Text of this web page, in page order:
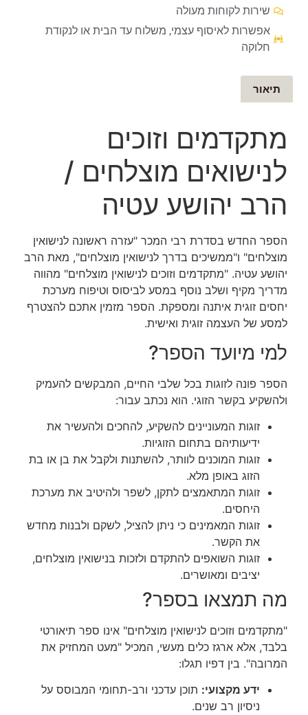
שירות לקוחות מעולה
אפשרות לאיסוף עצמי, משלוח עד הבית או לנקודת
חלוקה
תיאור
מתקדמים וזוכים
לנישואים מוצלחים /
הרב יהושע עטיה
הספר החדש בסדרת רבי המכר "עזרה ראשונה לנישואין
מוצלחים" ו"ממשיכים בדרך לנישואין מוצלחים", מאת הרב
יהושע עטיה. "מתקדמים וזוכים לנישואין מוצלחים" מהווה
מדריך מקיף ושלב נוסף במסע לביסוס וטיפוח מערכת
יחסים זוגית איתנה ומספקת. הספר מזמין אתכם להצטרף
למסע של העצמה זוגית ואישית.
למי מיועד הספר?
הספר פונה לזוגות בכל שלבי החיים, המבקשים להעמיק
ולהשקיע בקשר הזוגי. הוא נכתב עבור:
זוגות המעוניינים להשקיע, להחכים ולהעשיר את
ידיעותיהם בתחום הזוגיות.
זוגות המוכנים לוותר, להשתנות ולקבל את בן או בת
הזוג באופן מלא.
זוגות המתאמצים לתקן, לשפר ולהיטיב את מערכת
היחסים.
זוגות המאמינים כי ניתן להציל, לשקם ולבנות מחדש
את הקשר.
זוגות השואפים להתקדם ולזכות בנישואין מוצלחים,
יציבים ומאושרים.
מה תמצאו בספר?
"מתקדמים וזוכים לנישואין מוצלחים" אינו ספר תיאורטי
בלבד, אלא ארגז כלים מעשי, המכיל "מעט המחזיק את
המרובה". בין דפיו תגלו:
ידע מקצועי:תוכן עדכני ורב-תחומי המבוסס על
ניסיון רב שנים.